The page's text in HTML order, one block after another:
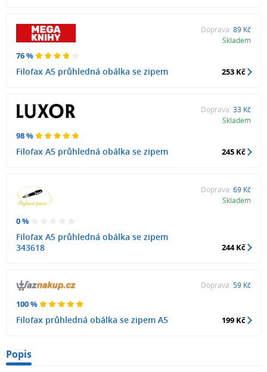
76 %
Filofax A5 průhledná obálka se zipem
Doprava: 89 Kč
Skladem
253 Kč
98 %
Filofax A5 průhledná obálka se zipem
Doprava: 33 Kč
Skladem
245 Kč
0 %
Filofax A5 průhledná obálka se zipem
343618
Doprava: 69 Kč
Skladem
244 Kč
100 %
Filofax průhledná obálka se zipem A5
Doprava: 59 Kč
199 Kč
Popis